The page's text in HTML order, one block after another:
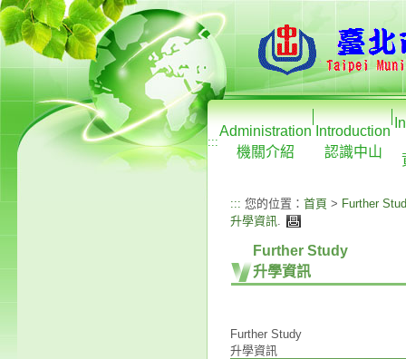
:::
Administration
機關介紹
Introduction
認識中山
::: 您的位置： 首頁 > Further
升學資訊.
Further Study
升學資訊
Further Study
升學資訊